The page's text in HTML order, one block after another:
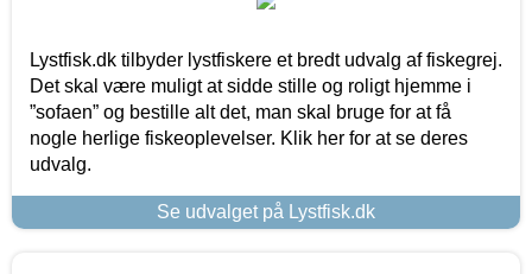
Lystfisk.dk tilbyder lystfiskere et bredt udvalg af fiskegrej.
Det skal være muligt at sidde stille og roligt hjemme i
”sofaen” og bestille alt det, man skal bruge for at få
nogle herlige fiskeoplevelser. Klik her for at se deres
udvalg.
Se udvalget på Lystfisk.dk